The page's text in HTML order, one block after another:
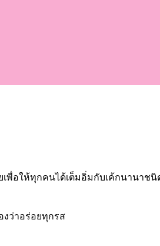
พื่อให้ทุกคนได้เต็มอิ่มกับเค้กนานาช
งว่าอร่อยทุกรส